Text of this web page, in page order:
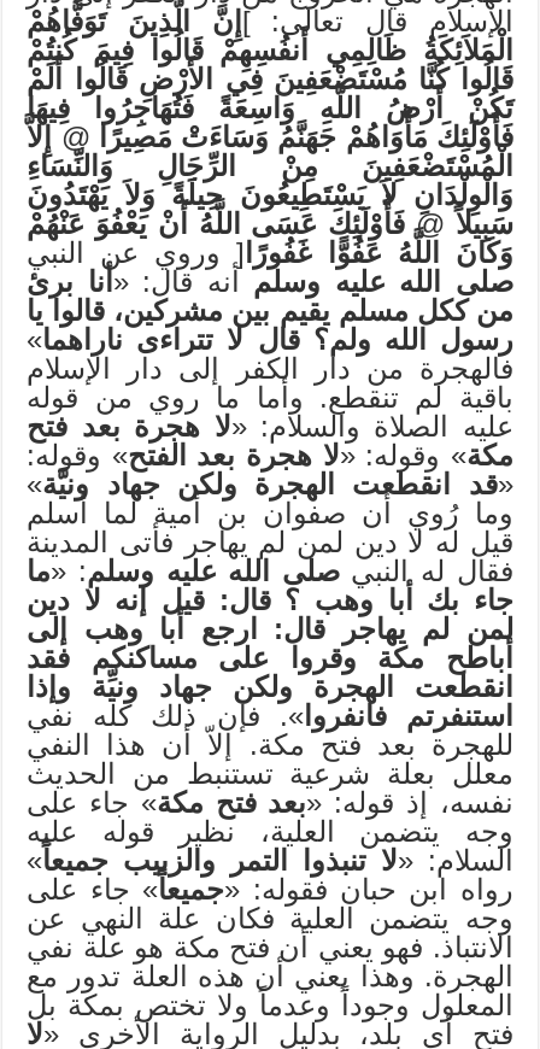
الإسلام قال تعالى: ] إِنَّ الَّذِينَ تَوَفَّاهُمْ
الْمَلاَئِكَةُ ظَالِمِي أَنفُسِهِمْ قَالُوا فِيمَ كُنتُمْ
قَالُوا كُنَّا مُسْتَضْعَفِينَ فِي الأَرْضِ قَالُوا أَلَمْ
تَكُنْ أَرْضُ اللَّهِ وَاسِعَةً فَتُهَاجِرُوا فِيهَا
فَأُوْلَئِكَ مَأْوَاهُمْ جَهَنَّمُ وَسَاءَتْ مَصِيرًا @ إِلاَّ
الْمُسْتَضْعَفِينَ مِنْ الرِّجَالِ وَالنِّسَاءِ
وَالْوِلْدَانِ لاَ يَسْتَطِيعُونَ حِيلَةً وَلاَ يَهْتَدُونَ
سَبِيلاً@ فَأُوْلَئِكَ عَسَى اللَّهُ أَنْ يَعْفُوَ عَنْهُمْ
وَكَانَ اللَّهُ عَفُوًّا غَفُورًا [ وروي عن النبي
صلى الله عليه وسلمأنه قال: «أنا برئ
من ككل مسلم يقيم بين مشركين، قالوا يا
رسول الله ولم؟ قال لا تتراءى ناراهما»
فالهجرة من دار الكفر إلى دار الإسلام
باقية لم تنقطع. وأما ما روي من قوله
عليه الصلاة والسلام: «لا هجرة بعد فتح
مكة» وقوله: «لا هجرة بعد الفتح» وقوله:
«قد انقطعت الهجرة ولكن جهاد ونيَّة»
وما رُوي أن صفوان بن أمية لما أسلم
قيل له لا دين لمن لم يهاجر فأتى المدينة
فقال له النبيصلى الله عليه وسلم: «ما
جاء بك أبا وهب ؟ قال: قيل إنه لا دين
لمن لم يهاجر قال: ارجع أبا وهب إلى
أباطح مكة وقروا على مساكنكم فقد
انقطعت الهجرة ولكن جهاد ونيِّة وإذا
استنفرتم فانفروا». فإن ذلك كله نفي
للهجرة بعد فتح مكة. إلاّ أن هذا النفي
معلل بعلة شرعية تستنبط من الحديث
نفسه، إذ قوله: «بعد فتح مكة» جاء على
وجه يتضمن العلية، نظير قوله عليه
السلام: «لا تنبذوا التمر والزبيب جميعاً»
رواه ابن حبان فقوله: «جميعاً» جاء على
وجه يتضمن العلية فكان علة النهي عن
الانتباذ. فهو يعني أن فتح مكة هو علة نفي
الهجرة. وهذا يعني أن هذه العلة تدور مع
المعلول وجوداً وعدماً ولا تختص بمكة بل
فتح أي بلد، بدليل الرواية الأخرى «لا